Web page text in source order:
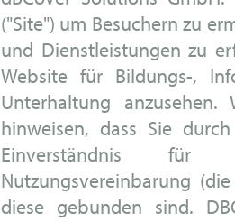
("Site") um Besuchern zu
und Dienstleistungen zu
Website für Bildungs-,
Unterhaltung
hinweisen, dass Sie
Einverständnis für
Nutzungsvereinbarung
diese gebunden sind.